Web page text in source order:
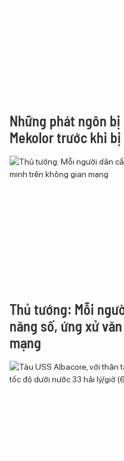
Những phát ngôn
Mekolor trước khi
Thủ tướng: Mỗi
năng số, ứng xử
mạng